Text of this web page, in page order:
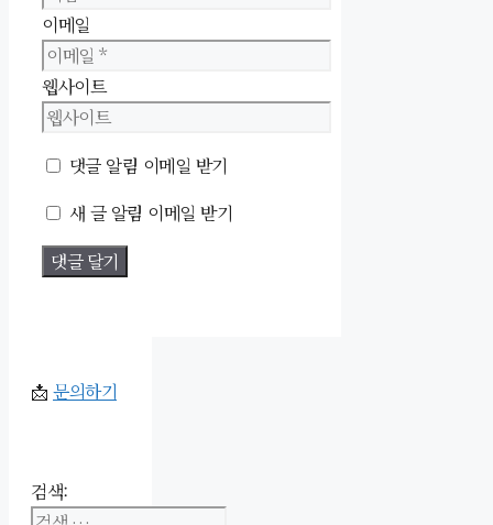
이메일
웹사이트
댓글 알림 이메일 받기
새 글 알림 이메일 받기
📩 문의하기
검색: